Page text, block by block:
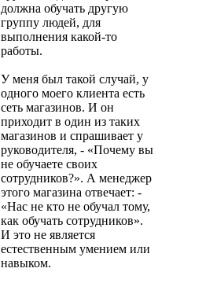
должна обучать другую
группу людей, для
выполнения какой-то
работы.
У меня был такой случай, у
одного моего клиента есть
сеть магазинов. И он
приходит в один из таких
магазинов и спрашивает у
руководителя, - «Почему вы
не обучаете своих
сотрудников?». А менеджер
этого магазина отвечает: -
«Нас не кто не обучал тому,
как обучать сотрудников».
И это не является
естественным умением или
навыком.